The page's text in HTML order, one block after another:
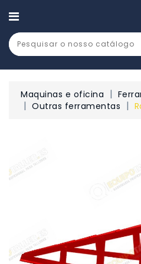
CATEGORY
Maquinas e oficina
Outras ferramentas